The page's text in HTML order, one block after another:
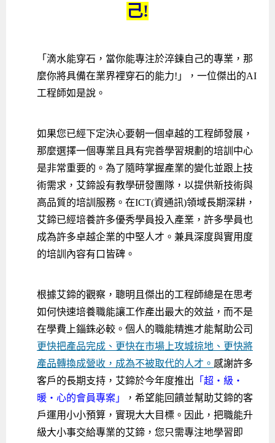
Raspberry Pi之Python程式設計硬體控制
穿戴式裝置應用開發
嵌入式即時作業系統FreeRTOS 設計實作
工業電子丙級輔導考照課程
[學程]感測電路Plus+MCU韌體設計實戰
AI機器學習與深度學習實戰班
AI課程總覽頁
AI邊緣運算實作TensorFlow Lite for MCU
AI深度學習之問答系統實作
AI強化學習 - 自動控制應用
讓 AI 成為你的數位同事
AI雲端原生與MLOps自動化實務
Web全端開發應用班
資訊安全實務
[學程]物聯網全端與深度學習整合
[學程]物聯網整合開發實戰
5G技術-SDN與Mininet實作
嵌入式物聯網開發實戰
iPAS AIoT應用工程師(物聯網類)
ROS機器人自走車系統開發應用
ROS機器手臂控制&演算法實戰
電腦視覺與影像處理課程
影像課程總覽
AI深度學習與影像辨識實戰
嵌入式Linux開發與AI影像辨識
智能機器人系統整合開發
ARM系列課程
ARM Boot Loader設計
ARM Cortex-M0 應用整合設計
C語言程式設計
資料結構精修班
C++程式設計
Python程式實戰養成學程
Python程式設計
APCS寒暑假程式檢定班
Java 物件導向程式
Android系列課程
Android嵌入式平台開發訓練班
Android APP 實戰開發學程
Android Framework
Android ADK周邊裝置開發班
iOS程式開發系列課程
iPhone程式設計基礎班
iPhone程式設計進階班
Android嵌入式平台開發訓練班
TI MSP430微控制器開發
產品應用系列課程
生醫感測器整合設計班
物聯網Web整合應用實作班
轉職就業班
AI智能醫療電子產品開發人才就業班
物聯網韌體工程師人才養成班
物聯網平台開發人才養成班(政府+企業雙重補助)
物聯網平台開發人才養成班
使用C語言控制Raspberry Pi
Raspberry Pi 開發入門
AI邊緣運算實作TensorFlow Lite for MCU
Python機器學習與深度學習
AI雲端原生與MLOps自動化實務
自然語言處理與大型語言模型
資料分析與視覺化
非監督式學習
Edge AI與Pi Pico實作應用
電腦視覺演算法-人臉識別實戰
iPAS巨量資料分析師考照班
AI雲端原生與MLOps自動化實務
iPAS AIoT應用工程師(物聯網類)
5G - SDN與Mininet實作
iPAS產業人才能力鑑定系列
iPAS AIoT應用工程師(物聯網類)
iPAS巨量資料分析師
高中生升學超前部署課程總覽
APCS檢定 Python課程
APCS檢定 C語言課程
APCS檢定培訓課程
【遠距同步】APCS寒/暑假營隊
【遠距同步】青少年AI冬/夏令營
青少年AI人工智慧實作班
程式語言系列
C語言程式設計
Python程式設計
JavaScript程式設計
C++程式設計
Python進階程式設計：從資料結構到演算法
Python程式實戰養成學程
Raspberry Pi系列
Python硬體控制-Pi Pico
Raspberry Pi 使用入門
Edge AI與Raspberry Pi Pico實作應用
硬體控制使用Python
用樹莓派實現物聯網
5G關鍵技術- SDN與Mininet實作
創意程式設計系列
micro:bit 創意程式設計
Scratch 創意程式設計
最新成果展
工程師學習地圖
青少年AI人工智慧實作班[高中生]
高中生升學超前部署課程總覽
己!
「滴水能穿石，當你能專注於淬鍊自己的專業，那
麼你將具備在業界裡穿石的能力!」，一位傑出的AI
工程師如是說。
如果您已經下定決心要朝一個卓越的工程師發展，
那麼選擇一個專業且具有完善學習規劃的培訓中心
是非常重要的。為了隨時掌握產業的變化並跟上技
術需求，艾鍗設有教學研發團隊，以提供新技術與
高品質的培訓服務。在ICT(資通訊)領域長期深耕，
艾鍗已經培養許多優秀學員投入產業，許多學員也
成為許多卓越企業的中堅人才。兼具深度與實用度
的培訓內容有口皆碑。
根據艾鍗的觀察，聰明且傑出的工程師總是在思考
如何快速培養職能讓工作產出最大的效益，而不是
在學費上錙銖必較。個人的職能精進才能幫助公司
更快把產品完成、更快在市場上攻城掠地、更快將
產品轉換成營收，成為不被取代的人才。 感謝許多
客戶的長期支持，艾鍗於今年度推出 「超・級・
暖・心的會員專案」
，希望能回饋並幫助艾鍗的客
戶運用小小預算，實現大大目標。因此，把職能升
級大小事交給專業的艾鍗，您只需專注地學習即